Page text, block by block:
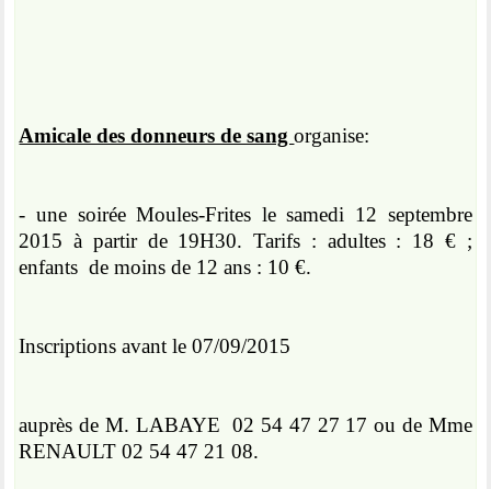
Amicale des donneurs de sangorganise:
- une soirée Moules-Frites le samedi 12 septembre
2015 à partir de 19H30. Tarifs : adultes : 18 € ;
enfants de moins de 12 ans : 10 €.
Inscriptions avant le 07/09/2015
auprès de M. LABAYE 02 54 47 27 17 ou de Mme
RENAULT 02 54 47 21 08.